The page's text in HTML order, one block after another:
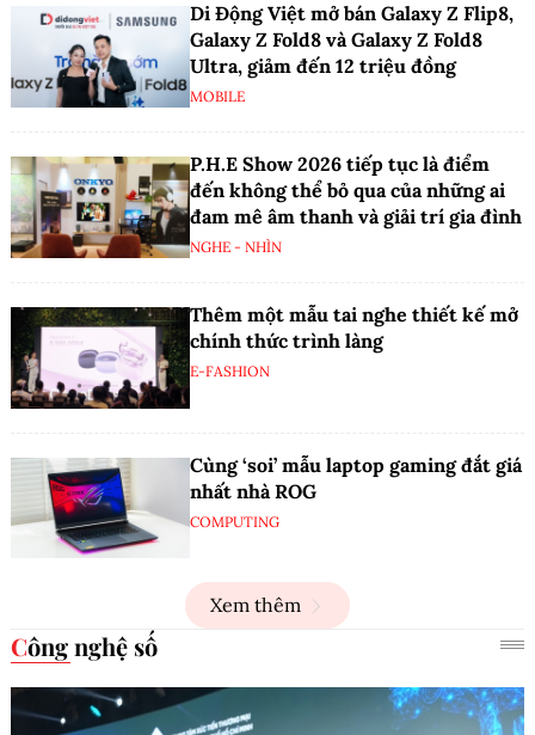
Di Động Việt mở bán Galaxy Z Flip8,
Galaxy Z Fold8 và Galaxy Z Fold8
Ultra, giảm đến 12 triệu đồng
MOBILE
P.H.E Show 2026 tiếp tục là điểm
đến không thể bỏ qua của những ai
đam mê âm thanh và giải trí gia đình
NGHE - NHÌN
Thêm một mẫu tai nghe thiết kế mở
chính thức trình làng
E-FASHION
Cùng ‘soi’ mẫu laptop gaming đắt giá
nhất nhà ROG
COMPUTING
Xem thêm
Công nghệ số